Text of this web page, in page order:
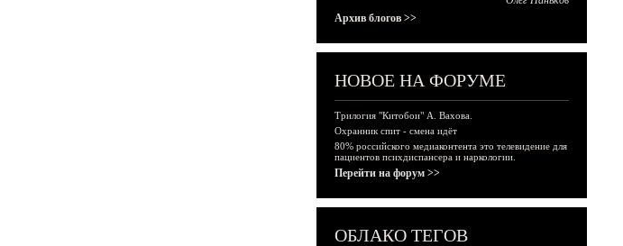
Архив блогов >>
НОВОЕ НА ФОРУМЕ
Трилогия "Китобои" А. Вахова.
Охранник спит - смена идёт
80% российского медиаконтента это телевидение для
пациентов психдиспансера и наркологии.
Перейти на форум >>
ОБЛАКО ТЕГОВ